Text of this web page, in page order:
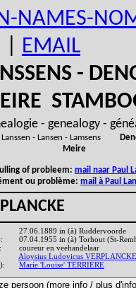
NAMES-
EMAIL
-
- genealogy -
Lanssen - Lansen - Lamsens
Meire
of probleem: mail naar Paul
ou problème: mail à Paul
27.06.1889 in (à) Ruddervoorde
07.04.1955 in (à) Torhout (St-
coureur en veehandelaar
Aloysius Ludovicus VERPLANCKE
Marie 'Louise' TERRIERE